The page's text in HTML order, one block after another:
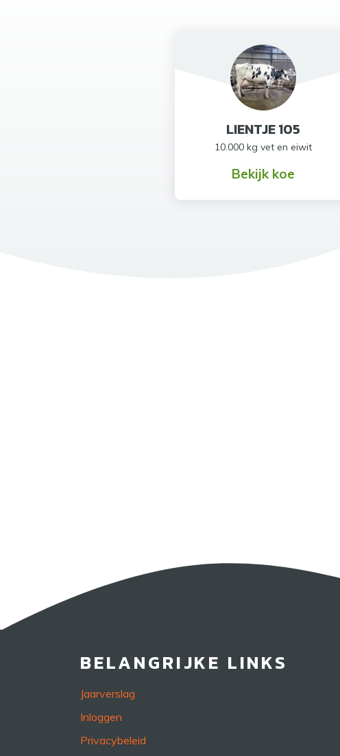
LIENTJE 105
10.000 kg vet en eiwit
Bekijk koe
BELANGRIJKE LINKS
Jaarverslag
Inloggen
Privacybeleid